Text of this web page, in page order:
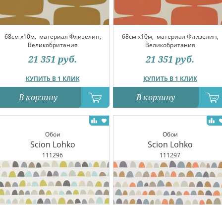
68см x10м, материал Флизелин,
Великобритания
КУПИТЬ В 1 КЛИК
21 351 руб.
В корзину
68см x10м, материал Флизелин,
Великобритания
КУПИТЬ В 1 КЛИК
21 351 руб.
В корзину
Обои
Scion Lohko
111296
Обои
Scion Lohko
111297